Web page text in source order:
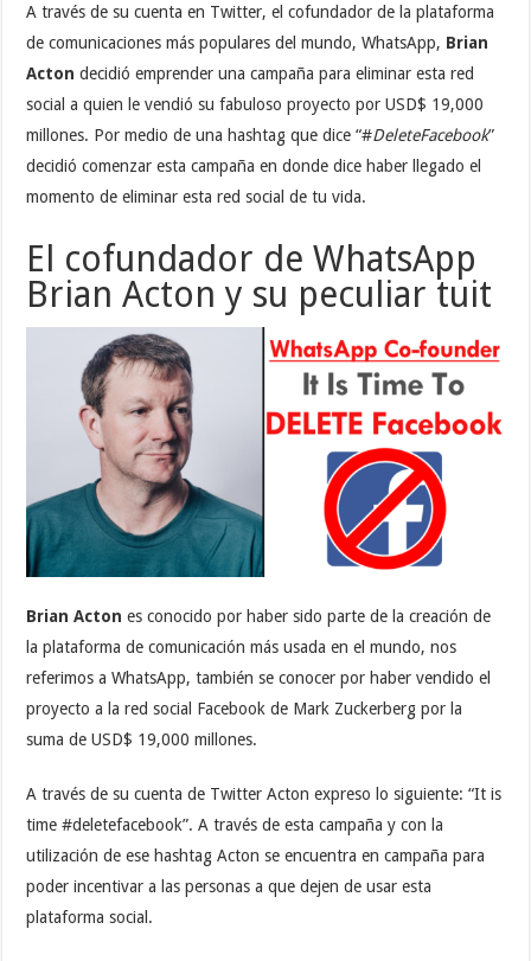
A través de su cuenta en Twitter, el cofundador de la plataforma
de comunicaciones más populares del mundo, WhatsApp, Brian
Acton decidió emprender una campaña para eliminar esta red
social a quien le vendió su fabuloso proyecto por USD$ 19,000
millones. Por medio de una hashtag que dice “#DeleteFacebook”
decidió comenzar esta campaña en donde dice haber llegado el
momento de eliminar esta red social de tu vida.
El cofundador de WhatsApp
Brian Acton y su peculiar tuit
Brian Acton es conocido por haber sido parte de la creación de
la plataforma de comunicación más usada en el mundo, nos
referimos a WhatsApp, también se conocer por haber vendido el
proyecto a la red social Facebook de Mark Zuckerberg por la
suma de USD$ 19,000 millones.
A través de su cuenta de Twitter Acton expreso lo siguiente: “It is
time #deletefacebook”. A través de esta campaña y con la
utilización de ese hashtag Acton se encuentra en campaña para
poder incentivar a las personas a que dejen de usar esta
plataforma social.